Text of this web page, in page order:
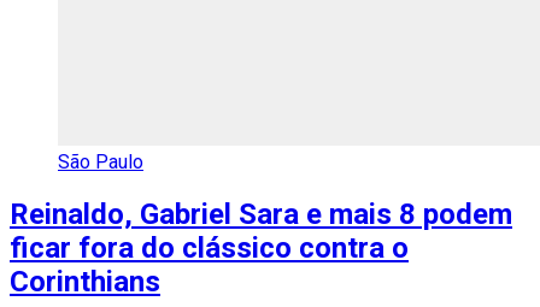
São Paulo
Reinaldo, Gabriel Sara e mais 8 podem
ficar fora do clássico contra o
Corinthians